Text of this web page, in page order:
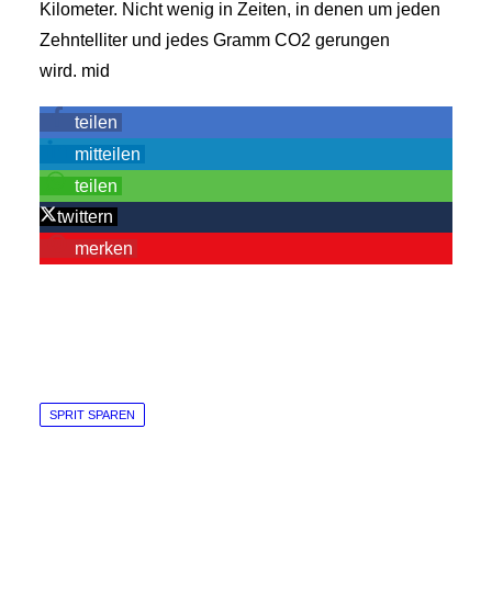
Kilometer. Nicht wenig in Zeiten, in denen um jeden
Zehntelliter und jedes Gramm CO2 gerungen
wird. mid
teilen
mitteilen
teilen
twittern
merken
SPRIT SPAREN